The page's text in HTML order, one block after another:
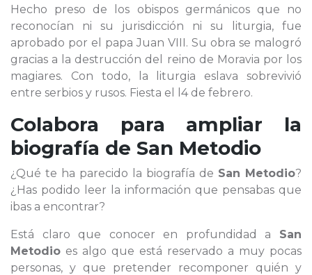
Hecho preso de los obispos germánicos que no
reconocían ni su jurisdicción ni su liturgia, fue
aprobado por el papa Juan VIII. Su obra se malogró
gracias a la destrucción del reino de Moravia por los
magiares. Con todo, la liturgia eslava sobrevivió
entre serbios y rusos. Fiesta el l4 de febrero.
Colabora para ampliar la
biografía de San Metodio
¿Qué te ha parecido la biografía de San Metodio?
¿Has podido leer la información que pensabas que
ibas a encontrar?
Está claro que conocer en profundidad a San
Metodio es algo que está reservado a muy pocas
personas, y que pretender recomponer quién y